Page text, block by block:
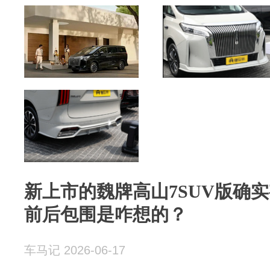
新上市的魏牌高山7SUV版确
前后包围是咋想的？
车马记 2026-06-17